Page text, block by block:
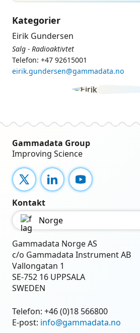
Kategorier
Eirik Gundersen
Salg - Radioaktivtet
Telefon: +47 92615001
eirik.gundersen@gammadata.no
Gammadata Group
Improving Science
X LinkedInYouTube
Kontakt
Norge
Gammadata Norge AS
c/o Gammadata Instrument AB
Vallongatan 1
SE-752 16 UPPSALA
SWEDEN
Telefon: +46 (0)18 566800
E-post: info@gammadata.no